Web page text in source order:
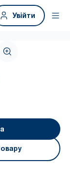
Увійти